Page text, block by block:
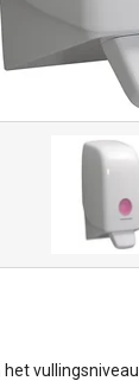
vullingsniveau